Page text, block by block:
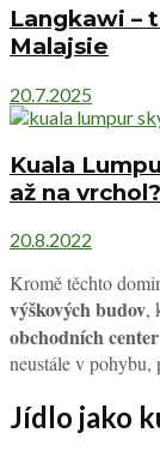
Langkawi –
Malajsie
20.7.2025
Kuala
až na vrchol?
20.8.2022
Kromě těchto
výškových budov,
obchodních center
neustále v pohybu,
Jídlo jako